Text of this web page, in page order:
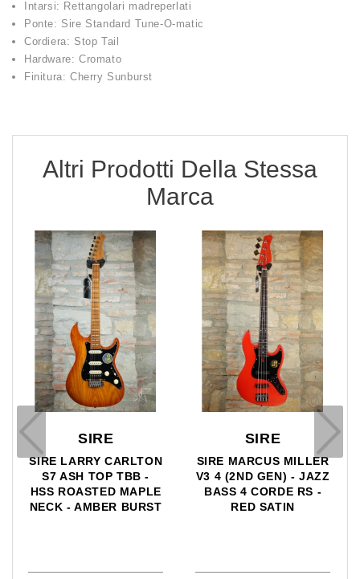
Intarsi: Rettangolari madreperlati
Ponte: Sire Standard Tune-O-matic
Cordiera: Stop Tail
Hardware: Cromato
Finitura: Cherry Sunburst
Altri Prodotti Della Stessa
Marca
SIRE
SIRE LARRY CARLTON
J5 CGM -
JAZZMASTER STYLE -
CHAMPAGNE GOLD
SIRE
SIRE MARCUS MILLER
P5R ALDER 4 WITH
ROSEWOOD -
PRECISION BASS 4